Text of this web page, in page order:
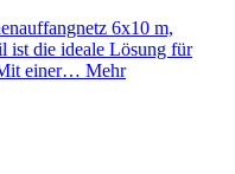
6x10 m,
ist die ideale Lösung für
einer… Mehr